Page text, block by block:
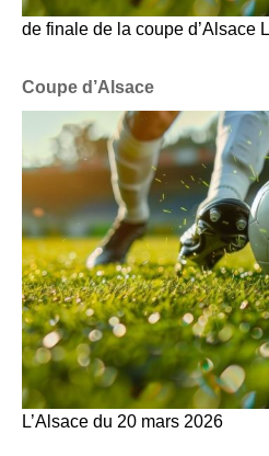
de finale de la coupe d’Alsace
Coupe d’Alsace
L’Alsace du 20 mars 2026